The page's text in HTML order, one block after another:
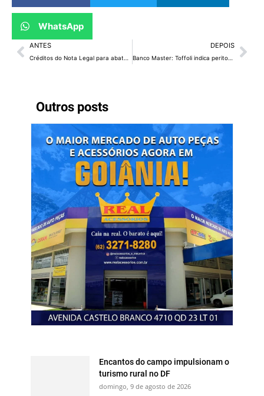
Outros posts
Encantos do campo impulsionam o
turismo rural no DF
domingo, 9 de agosto de 2026
WhatsApp
ANTES DEPOIS
Banco Master: Toffoli indica peritos que irão analisar material aprendido pela PF